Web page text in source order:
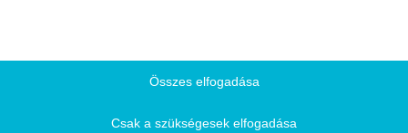
szolgáltatások a GDPR szerint nem igénylik a felhasználó hozzájárulását.
Összes elfogadása
Csak a szükségesek elfogadása